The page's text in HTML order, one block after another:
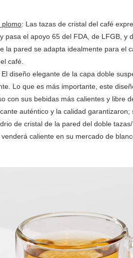
plomo: Las tazas de cristal del café
pasa el apoyo 65 del FDA, de LFGB, y
la pared se adapta idealmente para el
café.
El diseño elegante de la capa doble
Lo que es más importante, este
con sus bebidas más calientes y libre
auténtico y la calidad
de cristal de la pared del doble
caliente en su mercado de